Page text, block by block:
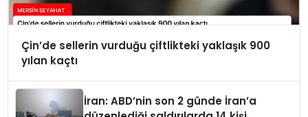
Çin’de sellerin vurduğu çiftlikteki yaklaşık 900
yılan kaçtı
İran: ABD’nin son 2 günde İran’a